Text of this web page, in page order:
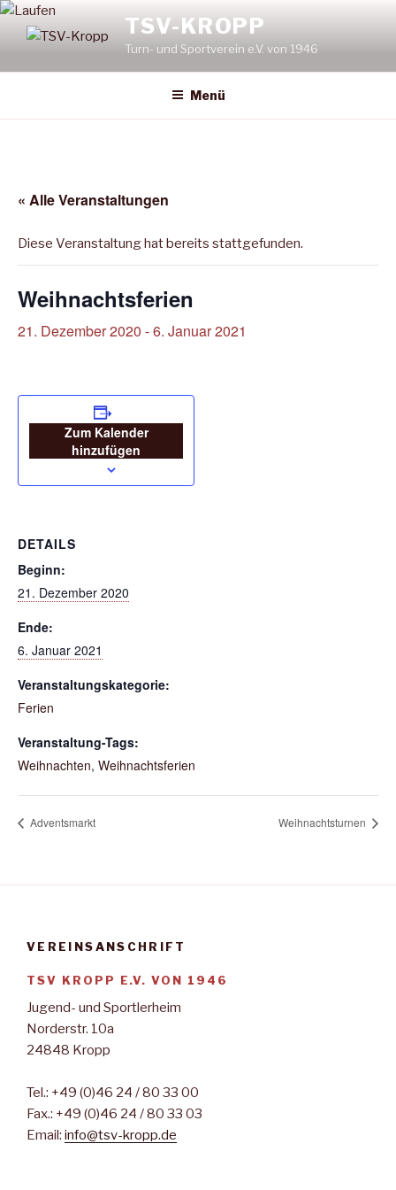
Zum
Inhalt
TSV-KROPP
Turn- und Sportverein e.V. von 1946
Menü
« Alle Veranstaltungen
Diese Veranstaltung hat bereits stattgefunden.
Weihnachtsferien
21. Dezember 2020 -6. Januar 2021
Zum Kalender
hinzufügen
DETAILS
Beginn:
21. Dezember 2020
Ende:
6. Januar 2021
Veranstaltungskategorie:
Ferien
Veranstaltung-Tags:
Weihnachten, Weihnachtsferien
Adventsmarkt Weihnachtsturnen
VEREINSANSCHRIFT
TSV KROPP E.V. VON 1946
Jugend- und Sportlerheim
Norderstr. 10a
24848 Kropp
Tel.: +49 (0)46 24 / 80 33 00
Fax.: +49 (0)46 24 / 80 33 03
Email: info@tsv-kropp.de